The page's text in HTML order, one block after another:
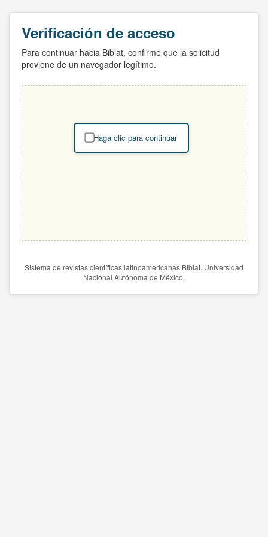
Verificación de acceso
Para continuar hacia Biblat, confirme que la solicitud
proviene de un navegador legítimo.
Haga clic para continuar
Sistema de revistas científicas latinoamericanas Biblat. Universidad
Nacional Autónoma de México.